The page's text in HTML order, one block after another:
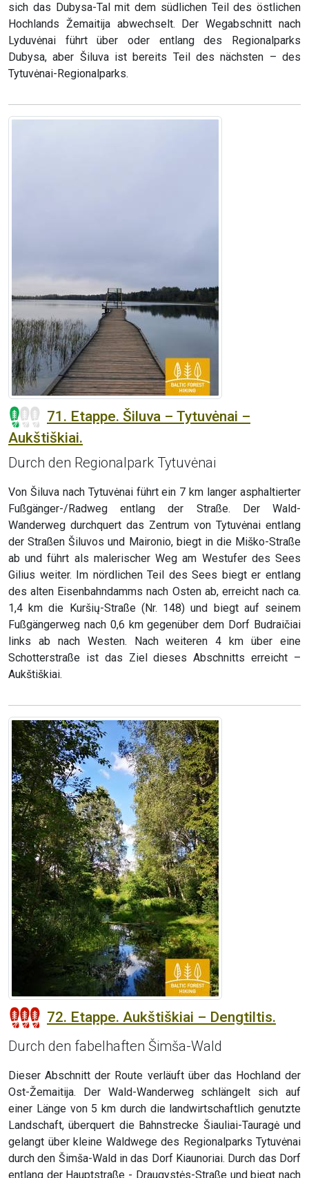
sich das Dubysa-Tal mit dem südlichen Teil des östlichen
Hochlands Žemaitija abwechselt. Der Wegabschnitt nach
Lyduvėnai führt über oder entlang des Regionalparks
Dubysa, aber Šiluva ist bereits Teil des nächsten – des
Tytuvėnai-Regionalparks.
71. Etappe. Šiluva – Tytuvėnai –
Aukštiškiai.
Durch den Regionalpark Tytuvėnai
Von Šiluva nach Tytuvėnai führt ein 7 km langer asphaltierter
Fußgänger-/Radweg entlang der Straße. Der Wald-
Wanderweg durchquert das Zentrum von Tytuvėnai entlang
der Straßen Šiluvos und Maironio, biegt in die Miško-Straße
ab und führt als malerischer Weg am Westufer des Sees
Gilius weiter. Im nördlichen Teil des Sees biegt er entlang
des alten Eisenbahndamms nach Osten ab, erreicht nach ca.
1,4 km die Kuršių-Straße (Nr. 148) und biegt auf seinem
Fußgängerweg nach 0,6 km gegenüber dem Dorf Budraičiai
links ab nach Westen. Nach weiteren 4 km über eine
Schotterstraße ist das Ziel dieses Abschnitts erreicht –
Aukštiškiai.
72. Etappe. Aukštiškiai – Dengtiltis.
Durch den fabelhaften Šimša-Wald
Dieser Abschnitt der Route verläuft über das Hochland der
Ost-Žemaitija. Der Wald-Wanderweg schlängelt sich auf
einer Länge von 5 km durch die landwirtschaftlich genutzte
Landschaft, überquert die Bahnstrecke Šiauliai-Tauragė und
gelangt über kleine Waldwege des Regionalparks Tytuvėnai
durch den Šimša-Wald in das Dorf Kiaunoriai. Durch das Dorf
entlang der Hauptstraße - Draugystės-Straße und biegt nach